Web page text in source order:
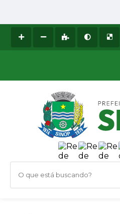
O que está buscando?